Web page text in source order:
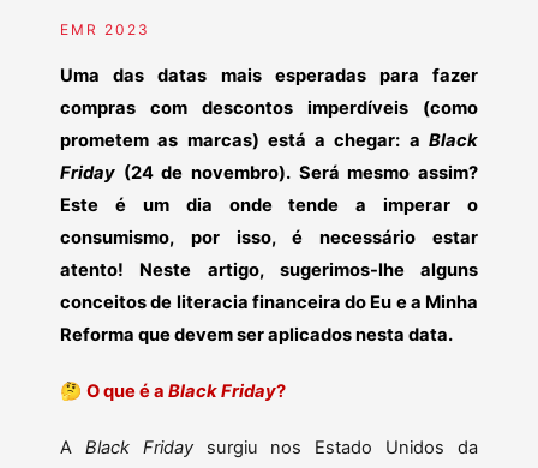
EMR 2023
Uma das datas mais esperadas para fazer
compras com descontos imperdíveis (como
prometem as marcas) está a chegar: a Black
Friday (24 de novembro). Será mesmo assim?
Este é um dia onde tende a imperar o
consumismo, por isso, é necessário estar
atento! Neste artigo, sugerimos-lhe alguns
conceitos de literacia financeira do Eu e a Minha
Reforma que devem ser aplicados nesta data.
🤔 O que é a Black Friday?
A Black Fridaysurgiu nos Estado Unidos da